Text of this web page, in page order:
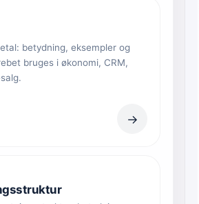
betydning, eksempler og
bruges i økonomi, CRM,
→